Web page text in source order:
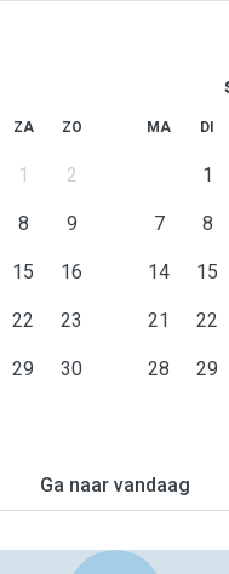
ZA ZO
1 2
8 9
15 16
22 23
29 30
MA DI
1
7 8
14 15
21 22
28 29
Ga naar vandaag